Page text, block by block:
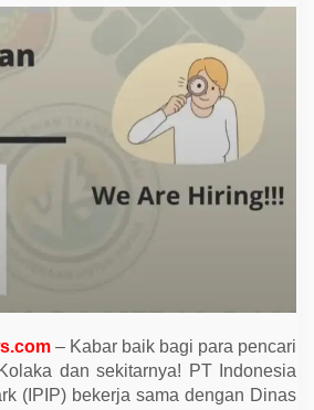
– Kabar baik bagi para pencari
dan sekitarnya! PT Indonesia
(IPIP) bekerja sama dengan Dinas